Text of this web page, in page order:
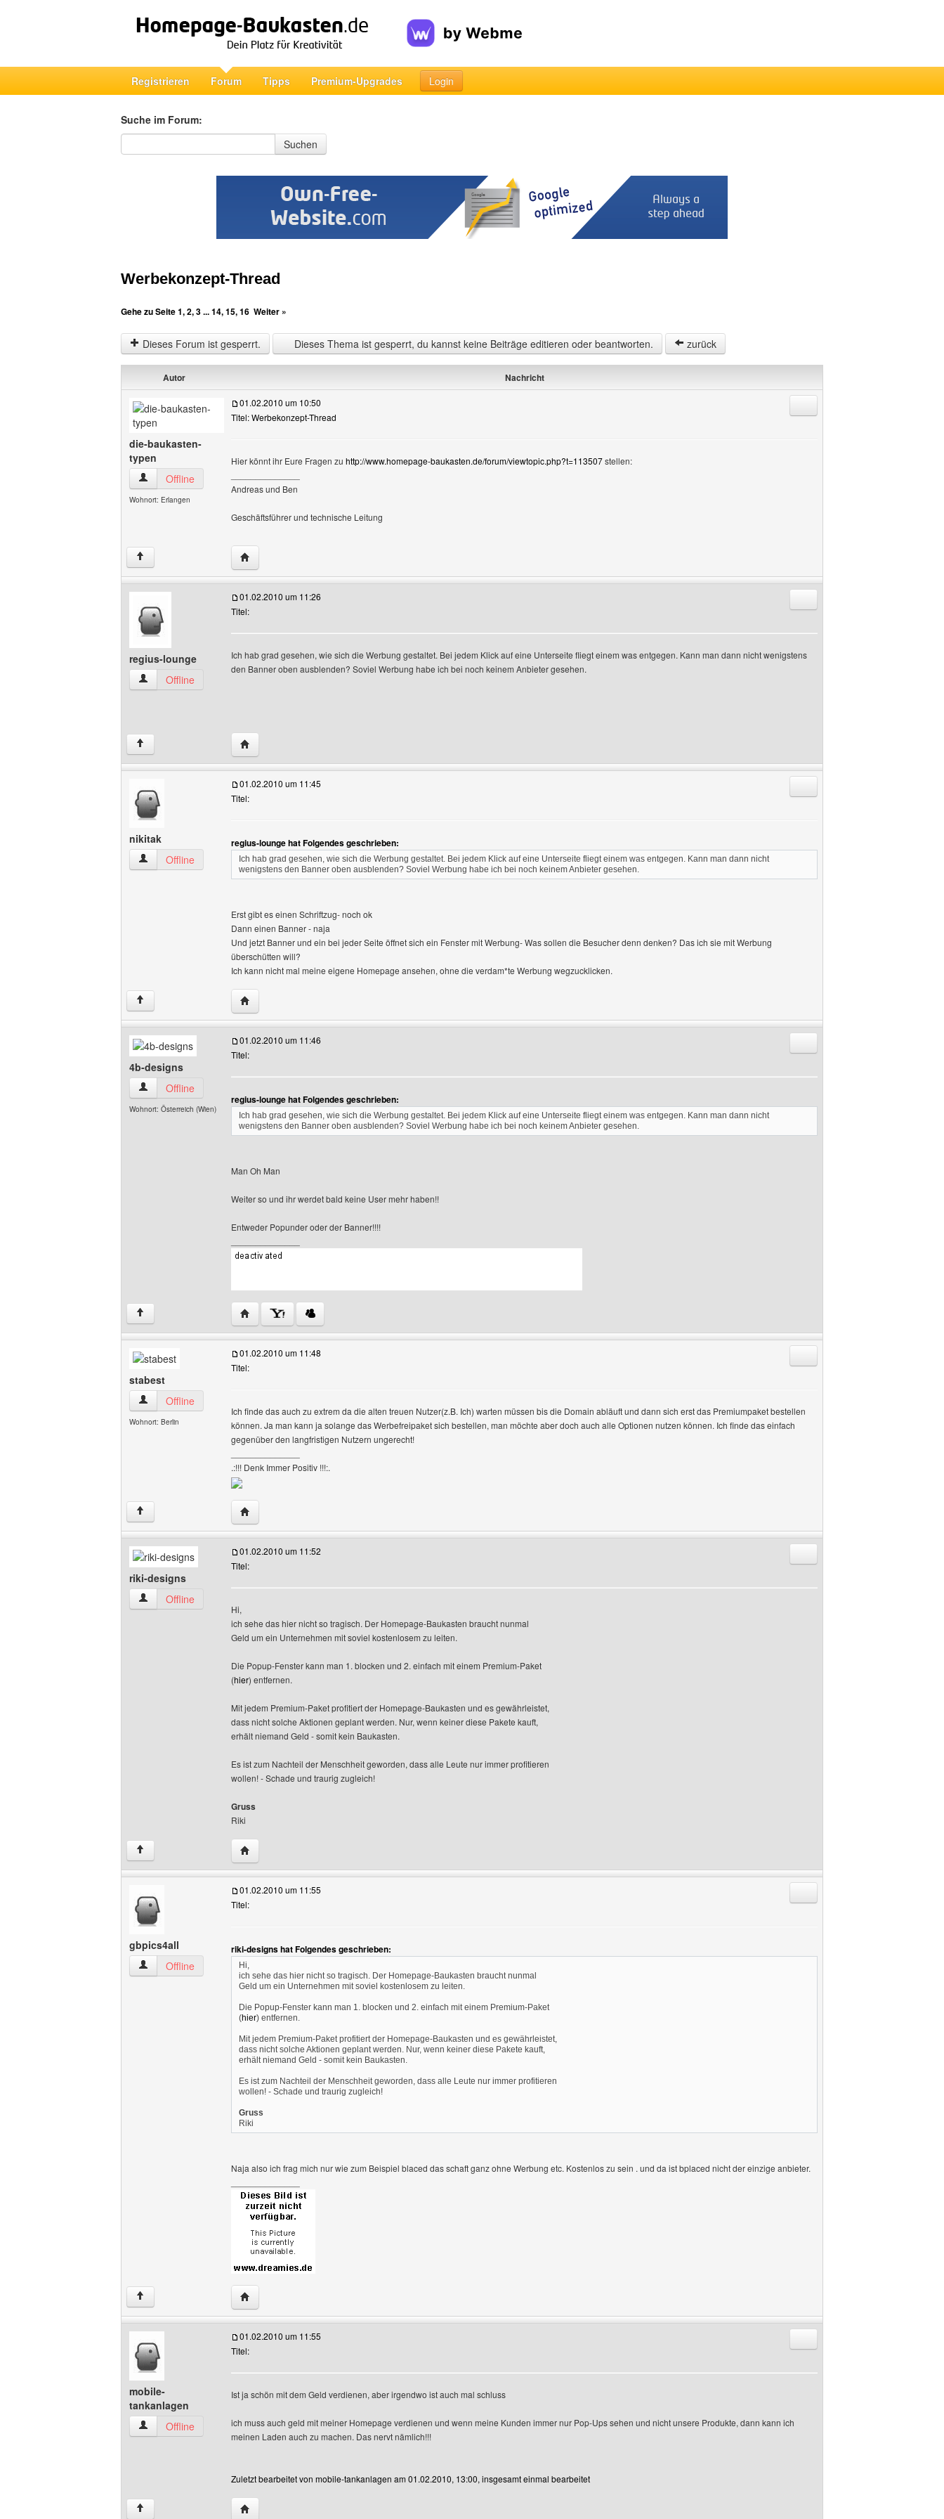
Registrieren Forum Tipps Premium-Upgrades Login
Suche im Forum:
Suche im Forum
Suchen
Werbekonzept-Thread
Gehe zu Seite1,2,3...14,15,16 Weiter »
Dieses Forum ist gesperrt. Dieses Thema ist gesperrt, du kannst keine Beiträge editieren oder beantworten. zurück
Autor Nachricht
die-baukasten-
typen
die-baukasten-typen Benutzer-Profile anzeigen
Offline
Wohnort: Erlangen
01.02.2010 um 10:50
Titel: Werbekonzept-Thread
Hier könnt ihr Eure Fragen zu http://www.homepage-baukasten.de/forum/viewtopic.php?t=113507stellen:
Andreas und Ben
Geschäftsführer und technische Leitung
↑ Website dieses Benutzers besuchen: die-baukasten-typen
regius-lounge
regius-lounge Benutzer-Profile anzeigen
Offline
01.02.2010 um 11:26
Titel:
Ich hab grad gesehen, wie sich die Werbung gestaltet. Bei jedem Klick auf eine Unterseite fliegt einem was entgegen. Kann man dann nicht wenigstens
den Banner oben ausblenden? Soviel Werbung habe ich bei noch keinem Anbieter gesehen.
↑ Website dieses Benutzers besuchen: regius-lounge
nikitak
nikitak Benutzer-Profile anzeigen
Offline
01.02.2010 um 11:45
Titel:
regius-lounge hat Folgendes geschrieben:
Ich hab grad gesehen, wie sich die Werbung gestaltet. Bei jedem Klick auf eine Unterseite fliegt einem was entgegen. Kann man dann nicht
wenigstens den Banner oben ausblenden? Soviel Werbung habe ich bei noch keinem Anbieter gesehen.
Erst gibt es einen Schriftzug- noch ok
Dann einen Banner - naja
Und jetzt Banner und ein bei jeder Seite öffnet sich ein Fenster mit Werbung- Was sollen die Besucher denn denken? Das ich sie mit Werbung
überschütten will?
Ich kann nicht mal meine eigene Homepage ansehen, ohne die verdam*te Werbung wegzucklicken.
↑ Website dieses Benutzers besuchen: nikitak
4b-designs
4b-designs Benutzer-Profile anzeigen
Offline
Wohnort: Österreich (Wien)
01.02.2010 um 11:46
Titel:
regius-lounge hat Folgendes geschrieben:
Ich hab grad gesehen, wie sich die Werbung gestaltet. Bei jedem Klick auf eine Unterseite fliegt einem was entgegen. Kann man dann nicht
wenigstens den Banner oben ausblenden? Soviel Werbung habe ich bei noch keinem Anbieter gesehen.
Man Oh Man
Weiter so und ihr werdet bald keine User mehr haben!!
Entweder Popunder oder der Banner!!!!
↑ Website dieses Benutzers besuchen: 4b-designs
stabest
stabest Benutzer-Profile anzeigen
Offline
Wohnort: Berlin
01.02.2010 um 11:48
Titel:
Ich finde das auch zu extrem da die alten treuen Nutzer(z.B. Ich) warten müssen bis die Domain abläuft und dann sich erst das Premiumpaket bestellen
können. Ja man kann ja solange das Werbefreipaket sich bestellen, man möchte aber doch auch alle Optionen nutzen können. Ich finde das einfach
gegenüber den langfristigen Nutzern ungerecht!
.:!!! Denk Immer Positiv !!!:.
↑ Website dieses Benutzers besuchen: stabest
riki-designs
riki-designs Benutzer-Profile anzeigen
Offline
01.02.2010 um 11:52
Titel:
Hi,
ich sehe das hier nicht so tragisch. Der Homepage-Baukasten braucht nunmal
Geld um ein Unternehmen mit soviel kostenlosem zu leiten.
Die Popup-Fenster kann man 1. blocken und 2. einfach mit einem Premium-Paket
(hier) entfernen.
Mit jedem Premium-Paket profitiert der Homepage-Baukasten und es gewährleistet,
dass nicht solche Aktionen geplant werden. Nur, wenn keiner diese Pakete kauft,
erhält niemand Geld - somit kein Baukasten.
Es ist zum Nachteil der Menschheit geworden, dass alle Leute nur immer profitieren
wollen! - Schade und traurig zugleich!
Gruss
Riki
↑ Website dieses Benutzers besuchen: riki-designs
gbpics4all
gbpics4all Benutzer-Profile anzeigen
Offline
01.02.2010 um 11:55
Titel:
riki-designs hat Folgendes geschrieben:
Hi,
ich sehe das hier nicht so tragisch. Der Homepage-Baukasten braucht nunmal
Geld um ein Unternehmen mit soviel kostenlosem zu leiten.
Die Popup-Fenster kann man 1. blocken und 2. einfach mit einem Premium-Paket
(hier) entfernen.
Mit jedem Premium-Paket profitiert der Homepage-Baukasten und es gewährleistet,
dass nicht solche Aktionen geplant werden. Nur, wenn keiner diese Pakete kauft,
erhält niemand Geld - somit kein Baukasten.
Es ist zum Nachteil der Menschheit geworden, dass alle Leute nur immer profitieren
wollen! - Schade und traurig zugleich!
Gruss
Riki
Naja also ich frag mich nur wie zum Beispiel blaced das schaft ganz ohne Werbung etc. Kostenlos zu sein . und da ist bplaced nicht der einzige anbieter.
↑ Website dieses Benutzers besuchen: gbpics4all
mobile-
tankanlagen
mobile-tankanlagen Benutzer-Profile anzeigen
Offline
01.02.2010 um 11:55
Titel:
Ist ja schön mit dem Geld verdienen, aber irgendwo ist auch mal schluss
ich muss auch geld mit meiner Homepage verdienen und wenn meine Kunden immer nur Pop-Ups sehen und nicht unsere Produkte, dann kann ich
meinen Laden auch zu machen. Das nervt nämlich!!!
Zuletzt bearbeitet von mobile-tankanlagen am 01.02.2010, 13:00, insgesamt einmal bearbeitet
↑ Website dieses Benutzers besuchen: mobile-tankanlagen